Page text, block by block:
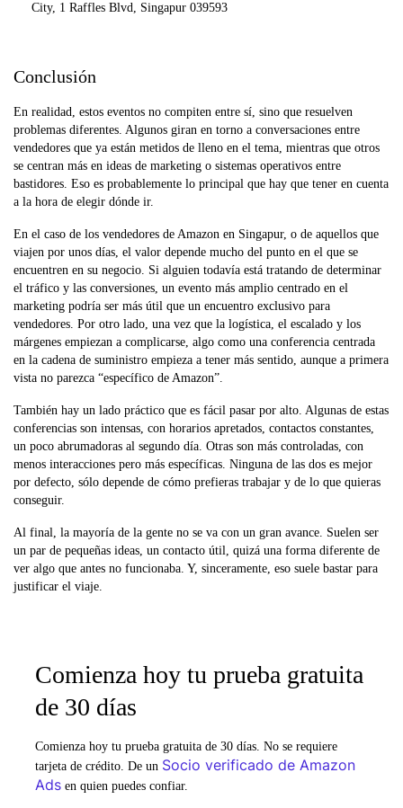
City, 1 Raffles Blvd, Singapur 039593
Conclusión
En realidad, estos eventos no compiten entre sí, sino que resuelven
problemas diferentes. Algunos giran en torno a conversaciones entre
vendedores que ya están metidos de lleno en el tema, mientras que otros
se centran más en ideas de marketing o sistemas operativos entre
bastidores. Eso es probablemente lo principal que hay que tener en cuenta
a la hora de elegir dónde ir.
En el caso de los vendedores de Amazon en Singapur, o de aquellos que
viajen por unos días, el valor depende mucho del punto en el que se
encuentren en su negocio. Si alguien todavía está tratando de determinar
el tráfico y las conversiones, un evento más amplio centrado en el
marketing podría ser más útil que un encuentro exclusivo para
vendedores. Por otro lado, una vez que la logística, el escalado y los
márgenes empiezan a complicarse, algo como una conferencia centrada
en la cadena de suministro empieza a tener más sentido, aunque a primera
vista no parezca “específico de Amazon”.
También hay un lado práctico que es fácil pasar por alto. Algunas de estas
conferencias son intensas, con horarios apretados, contactos constantes,
un poco abrumadoras al segundo día. Otras son más controladas, con
menos interacciones pero más específicas. Ninguna de las dos es mejor
por defecto, sólo depende de cómo prefieras trabajar y de lo que quieras
conseguir.
Al final, la mayoría de la gente no se va con un gran avance. Suelen ser
un par de pequeñas ideas, un contacto útil, quizá una forma diferente de
ver algo que antes no funcionaba. Y, sinceramente, eso suele bastar para
justificar el viaje.
Comienza hoy tu prueba gratuita
de 30 días
Comienza hoy tu prueba gratuita de 30 días. No se requiere
tarjeta de crédito. De un Socio verificado de Amazon
Ads en quien puedes confiar.